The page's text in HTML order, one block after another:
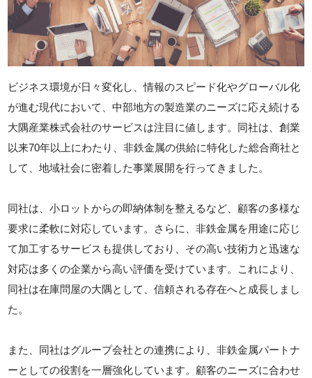
ビジネス環境が日々変化し、情報のスピード化やグローバル化
が進む現代において、中部地方の製造業のニーズに応え続ける
大隅産業株式会社のサービスは注目に値します。同社は、創業
以来70年以上にわたり、非鉄金属の供給に特化した総合商社と
して、地域社会に密着した事業展開を行ってきました。
同社は、小ロットからの即納体制を整えるなど、顧客の多様な
要求に柔軟に対応しています。さらに、非鉄金属を用途に応じ
て加工するサービスも提供しており、その高い技術力と迅速な
対応は多くの企業から高い評価を受けています。これにより、
同社は在庫問屋の大隅として、信頼される存在へと成長しまし
た。
また、同社はグループ会社との連携により、非鉄金属パートナ
ーとしての役割を一層強化しています。顧客のニーズに合わせ